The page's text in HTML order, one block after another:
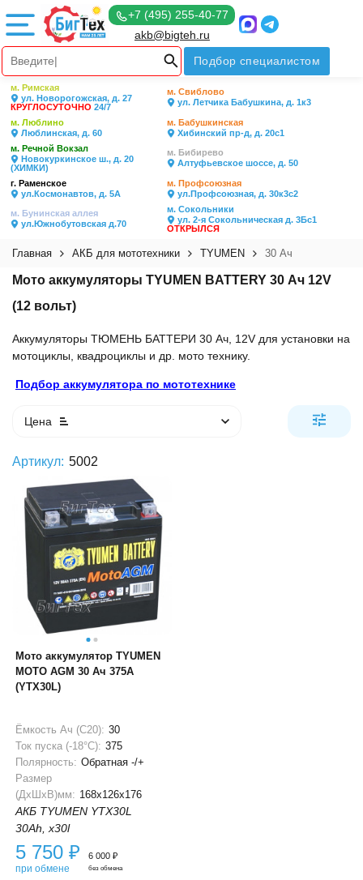
+7 (495) 255-40-77
akb@bigteh.ru
Подбор специалистом
м. Римская
ул. Новорогожская, д. 27
КРУГЛОСУТОЧНО 24/7
м. Свиблово
ул. Летчика Бабушкина, д. 1к3
м. Люблино
Люблинская, д. 60
м. Бабушкинская
Хибинский пр-д, д. 20с1
м. Речной Вокзал
Новокуркинское ш., д. 20
(ХИМКИ)
м. Бибирево
Алтуфьевское шоссе, д. 50
г. Раменское
ул.Космонавтов, д. 5А
м. Профсоюзная
ул.Профсоюзная, д. 30к3с2
м. Бунинская аллея
ул.Южнобутовская д.70
м. Сокольники
ул. 2-я Сокольническая д. 3Бс1
ОТКРЫЛСЯ
Главная АКБ для мототехники TYUMEN 30 Ач
Мото аккумуляторы TYUMEN BATTERY 30 Ач 12V
(12 вольт)
Аккумуляторы ТЮМЕНЬ БАТТЕРИ 30 Ач, 12V для установки на
мотоциклы, квадроциклы и др. мото технику.
Подбор аккумулятора по мототехнике
Цена
Артикул: 5002
Мото аккумулятор TYUMEN
MOTO AGM 30 Ач 375А
(YTX30L)
Ёмкость Ач (С20): 30
Ток пуска (-18°С): 375
Полярность: Обратная -/+
Размер
(ДхШхВ)мм: 168x126x176
АКБ TYUMEN YTX30L
30Ah, x30l
5 750 ₽
при обмене
6 000 ₽
без обмена